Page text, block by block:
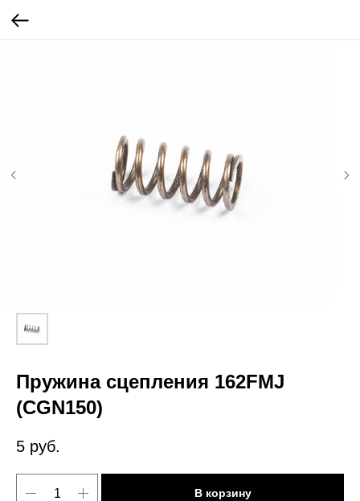
Пружина сцепления 162FMJ
(CGN150)
5 руб.
В корзину